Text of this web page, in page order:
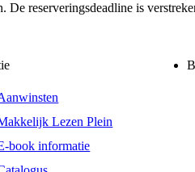
De reserveringsdeadline is
Lezen Plein
book informatie